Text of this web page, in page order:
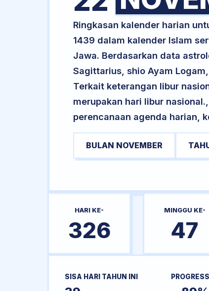
Ringkasan kalender harian
1439 dalam kalender Islam
Jawa. Berdasarkan data
Sagittarius, shio Ayam
Terkait keterangan libur
merupakan hari libur
perencanaan agenda harian,
BULAN NOVEMBER
HARI KE-
326
MINGGU KE-
47
SISA HARI TAHUN INI PROGRESS